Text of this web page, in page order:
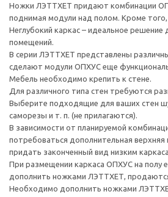
Ножки ЛЭТТХЕТ придают комбинации
поднимая модули над полом. Кроме
Неглубокий каркас – идеальное решение
помещений.
В серии ЛЭТТХЕТ представлены
сделают модули ОПХУС еще
Мебель необходимо крепить к стене.
Для различного типа стен требуются
Выберите подходящие для ваших стен
саморезы и т. п. (не прилагаются).
В зависимости от планируемой
потребоваться дополнительная
придать законченный вид низким
При размещении каркаса ОПХУС на полу
дополнить ножками ЛЭТТХЕТ,
Необходимо дополнить ножками